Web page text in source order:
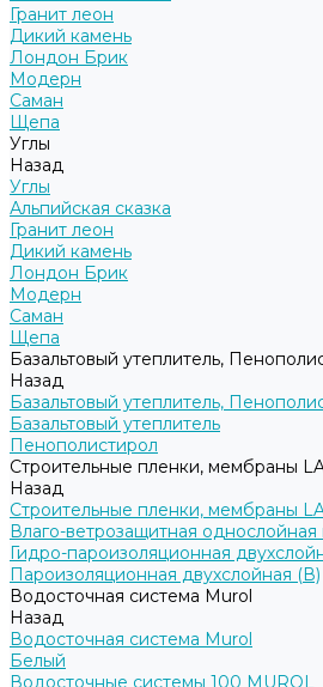
Гранит леон
Дикий камень
Лондон Брик
Модерн
Саман
Щепа
Углы
Назад
Углы
Альпийская сказка
Гранит леон
Дикий камень
Лондон Брик
Модерн
Саман
Щепа
Базальтовый утеплитель,
Назад
Базальтовый утеплитель,
Базальтовый утеплитель
Пенополистирол
Строительные пленки, мембраны
Назад
Строительные пленки, мембраны
Влаго-ветрозащитная
Гидро-пароизоляционная
Пароизоляционная двухслойная (В)
Водосточная система Murol
Назад
Водосточная система Murol
Белый
Водосточные системы 100 MUROL